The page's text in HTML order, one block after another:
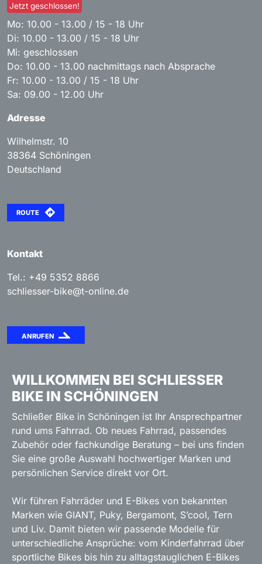
Jetzt geschlossen!
Mo: 10.00 - 13.00 / 15 - 18 Uhr
Di: 10.00 - 13.00 / 15 - 18 Uhr
Mi: geschlossen
Do: 10.00 - 13.00 nachmittags nach Absprache
Fr: 10.00 - 13.00 / 15 - 18 Uhr
Sa: 09.00 - 12.00 Uhr
Adresse
Wilhelmstr. 10
38364 Schöningen
Deutschland
ROUTE
Kontakt
Tel.: +49 5352 8866
schliesser-bike@t-online.de
ANRUFEN
WILLKOMMEN BEI SCHLIESSER B
IKE IN SCHÖNINGEN
Schließer Bike in Schöningen ist Ihr Ansprechpartner
rund ums Fahrrad. Ob neues Fahrrad, passendes
Zubehör oder fachkundige Beratung – bei uns finden
Sie eine große Auswahl hochwertiger Marken und
persönlichen Service direkt vor Ort.
Wir führen Fahrräder und E-Bikes von bekannten
Marken wie GIANT, Puky, Bergamont, S’cool, Tern
und Liv. Damit bieten wir passende Modelle für
unterschiedliche Ansprüche: vom Kinderfahrrad über
sportliche Bikes bis hin zu alltagstauglichen E-Bikes